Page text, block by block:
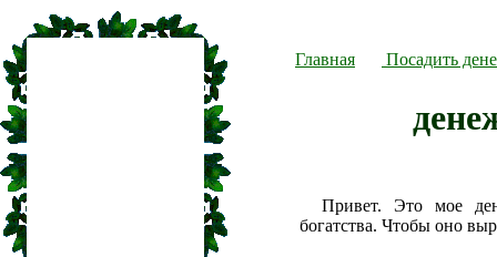
Главная Посадить
Привет. Это мое
богатства. Чтобы оно